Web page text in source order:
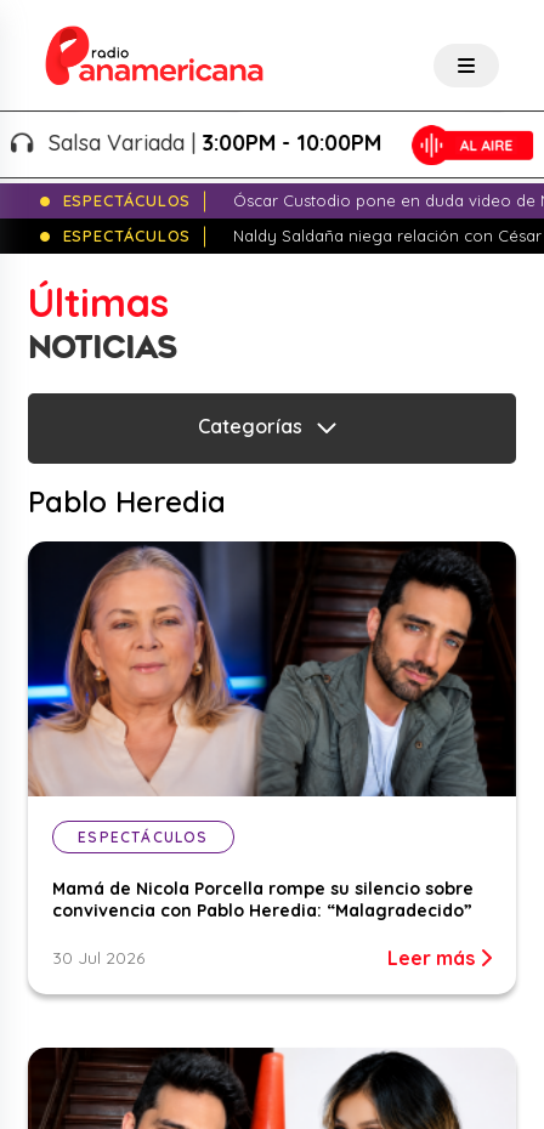
Variada |3:00PM - 10:00PM
ESPECTÁCULOS
Óscar Custodio pone en duda video de
ESPECTÁCULOS
Naldy Saldaña niega relación con
Últimas
NOTICIAS
Categorías
Pablo Heredia
ESPECTÁCULOS
Mamá de Nicola Porcella rompe su silencio sobre
convivencia con Pablo Heredia: “Malagradecido”
30 Jul 2026 Leer más